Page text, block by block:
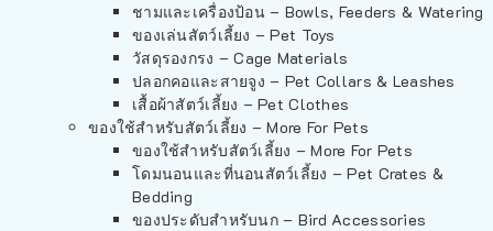
ชามและเครื่องป้อน – Bowls, Feeders & Watering
ของเล่นสัตว์เลี้ยง – Pet Toys
วัสดุรองกรง – Cage Materials
ปลอกคอและสายจูง – Pet Collars & Leashes
เสื้อผ้าสัตว์เลี้ยง – Pet Clothes
ของใช้สำหรับสัตว์เลี้ยง – More For Pets
ของใช้สำหรับสัตว์เลี้ยง – More For Pets
โดมนอนและที่นอนสัตว์เลี้ยง – Pet Crates &
Bedding
ของประดับสำหรับนก – Bird Accessories